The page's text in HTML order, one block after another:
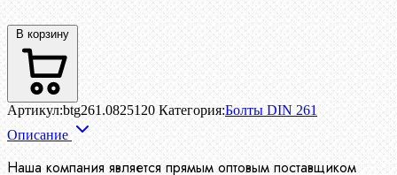
В корзину
Артикул:btg261.0825120 Категория:Болты DIN 261
Описание
Наша компания является прямым оптовым поставщиком